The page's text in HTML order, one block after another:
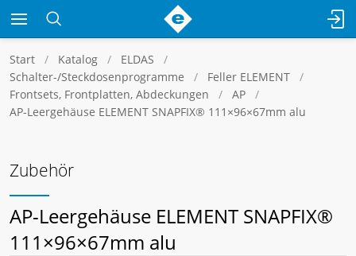
Start Katalog
ELDAS
Schalter-/Steckdosenprogramme
Feller ELEMENT
Frontsets, Frontplatten, Abdeckungen
AP
AP-Leergehäuse ELEMENT SNAPFIX® 111×96×67mm alu
Zubehör
AP-Leergehäuse ELEMENT SNAPFIX®
111×96×67mm alu